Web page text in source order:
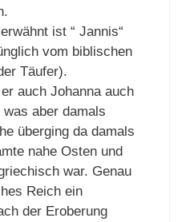
ist “ Jannis“
vom biblischen
Täufer).
auch Johanna auch
aber damals
überging da damals
nahe Osten und
war. Genau
Reich ein
der Eroberung